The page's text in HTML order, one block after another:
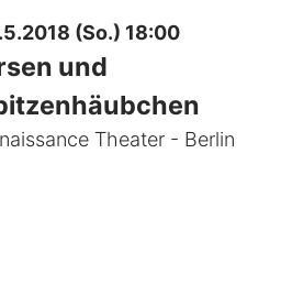
(So.) 18:00
und
Theater - Berlin